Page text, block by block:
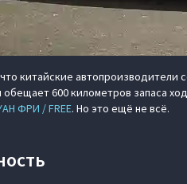
китайские
600 километров запаса
ФРИ / FREE. Но это ещё не всё.